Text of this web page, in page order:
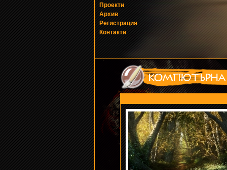
Проекти
Архив
Регистрация
Контакти